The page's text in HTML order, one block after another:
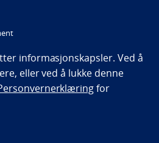
/ Accessibility statement
informasjonskapsler. Ved å
eller ved å lukke denne
for